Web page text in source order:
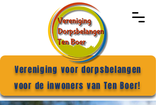
Vereniging voor dorpsbelangen
voor de inwoners van Ten Boer!